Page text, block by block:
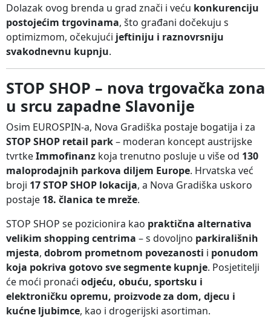
Dolazak ovog brenda u grad znači i veću konkurenciju
postojećim trgovinama, što građani dočekuju s
optimizmom, očekujući jeftiniju i raznovrsniju
svakodnevnu kupnju.
STOP SHOP – nova trgovačka zona
u srcu zapadne Slavonije
Osim EUROSPIN-a, Nova Gradiška postaje bogatija i za
STOP SHOP retail park– moderan koncept austrijske
tvrtkeImmofinanz koja trenutno posluje u više od 130
maloprodajnih parkova diljem Europe. Hrvatska već
broji 17 STOP SHOP lokacija, a Nova Gradiška uskoro
postaje 18. članica te mreže.
STOP SHOP se pozicionira kao praktična alternativa
velikim shopping centrima – s dovoljno parkirališnih
mjesta, dobrom prometnom povezanosti i ponudom
koja pokriva gotovo sve segmente kupnje. Posjetitelji
će moći pronaći odjeću, obuću, sportsku i
elektroničku opremu, proizvode za dom, djecu i
kućne ljubimce, kao i drogerijski asortiman.